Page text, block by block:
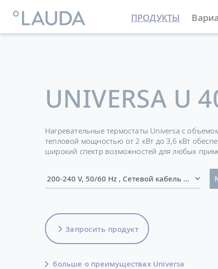
ПРОДУКТЫ
LAUDA Термостатирующие устройства
UNIVERSA U
Нагревательные термостаты Universa с
тепловой мощностью от 2 кВт до 3,6 кВт
широкий спектр возможностей для любых
200-240 V, 50/60 Hz , Сетевой
Запросить продукт
больше о преимуществах Universa